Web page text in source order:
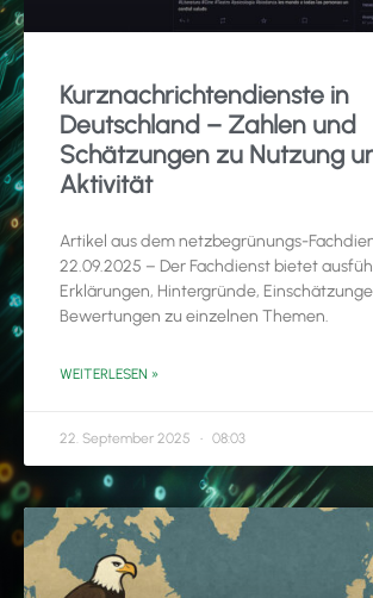
Kurznachrichtendienste in
Deutschland – Zahlen und
Schätzungen zu Nutzung
Aktivität
Artikel aus dem netzbegrünungs-
22.09.2025 – Der Fachdienst bietet
Erklärungen, Hintergründe,
Bewertungen zu einzelnen Themen.
WEITERLESEN »
22. September 2025 08:03